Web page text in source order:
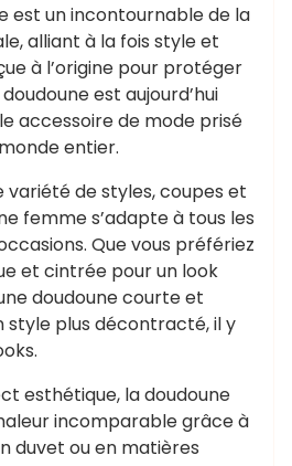
est un incontournable de la
alliant à la fois style et
à l’origine pour protéger
est aujourd’hui
accessoire de mode prisé
entier.
variété de styles, coupes et
femme s’adapte à tous les
Que vous préfériez
et cintrée pour un look
doudoune courte et
style plus décontracté, il y
esthétique, la doudoune
incomparable grâce à
duvet ou en matières